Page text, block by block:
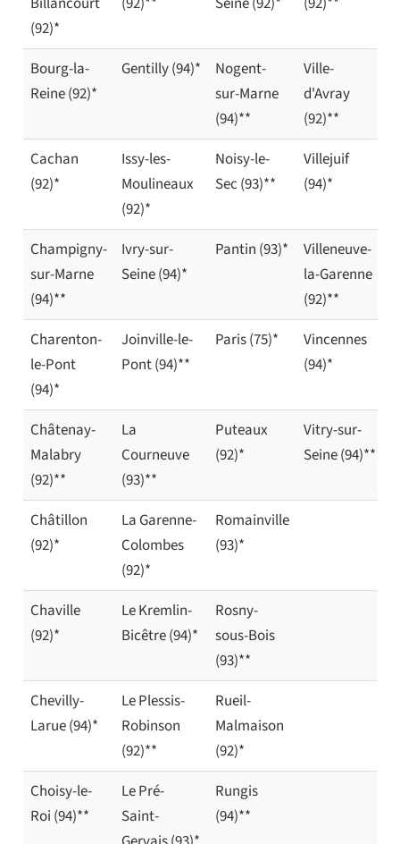
(92)*
Bourg-la-
Reine (92)*
Gentilly (94)*
Nogent-
sur-Marne
(94)**
Ville-
d'Avray
(92)**
Cachan
(92)*
Issy-les-
Moulineaux
(92)*
Noisy-le-
Sec (93)**
Villejuif
(94)*
Champigny-
sur-Marne
(94)**
Ivry-sur-
Seine (94)*
Pantin (93)*
Villeneuve-
la-Garenne
(92)**
Charenton-
le-Pont
(94)*
Joinville-le-
Pont (94)**
Paris (75)*
Vincennes
(94)*
Châtenay-
Malabry
(92)**
La
Courneuve
(93)**
Puteaux
(92)*
Vitry-sur-
Seine (94)**
Châtillon
(92)*
La Garenne-
Colombes
(92)*
Romainville
(93)*
Chaville
(92)*
Le Kremlin-
Bicêtre (94)*
Rosny-
sous-Bois
(93)**
Chevilly-
Larue (94)*
Le Plessis-
Robinson
(92)**
Rueil-
Malmaison
(92)*
Choisy-le-
Roi (94)**
Le Pré-
Saint-
Rungis
(94)**